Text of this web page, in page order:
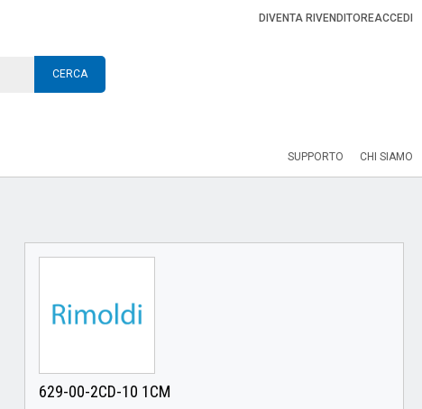
DIVENTA RIVENDITOREACCEDI
CERCA
SUPPORTO CHI SIAMO
629-00-2CD-10 1CM